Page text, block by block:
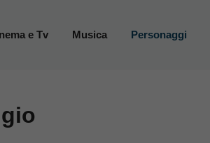
e Tv Musica Personaggi